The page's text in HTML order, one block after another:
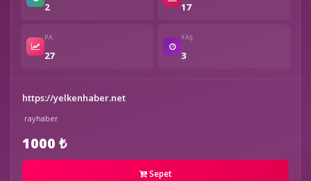
2 17
PA
27
YAŞ
3
https://yelkenhaber.net
rayhaber
1000 ₺
Sepet